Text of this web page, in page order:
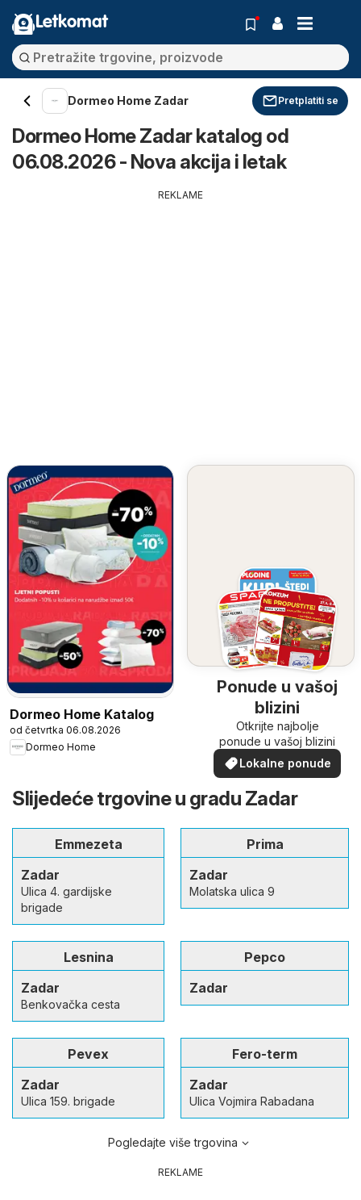
Letkomat
Dormeo Home Zadar Pretplatiti se
Dormeo Home Zadar katalog od
06.08.2026 - Nova akcija i letak
REKLAME
Dormeo Home Katalog
od četvrtka 06.08.2026
Dormeo Home
Ponude u vašoj
blizini
Otkrijte najbolje
ponude u vašoj blizini
Lokalne ponude
Slijedeće trgovine u gradu Zadar
Emmezeta
Zadar
Ulica 4. gardijske
brigade
Prima
Zadar
Molatska ulica 9
Lesnina
Zadar
Benkovačka cesta
Pepco
Zadar
Pevex
Zadar
Ulica 159. brigade
Fero-term
Zadar
Ulica Vojmira Rabadana
Pogledajte više trgovina
REKLAME